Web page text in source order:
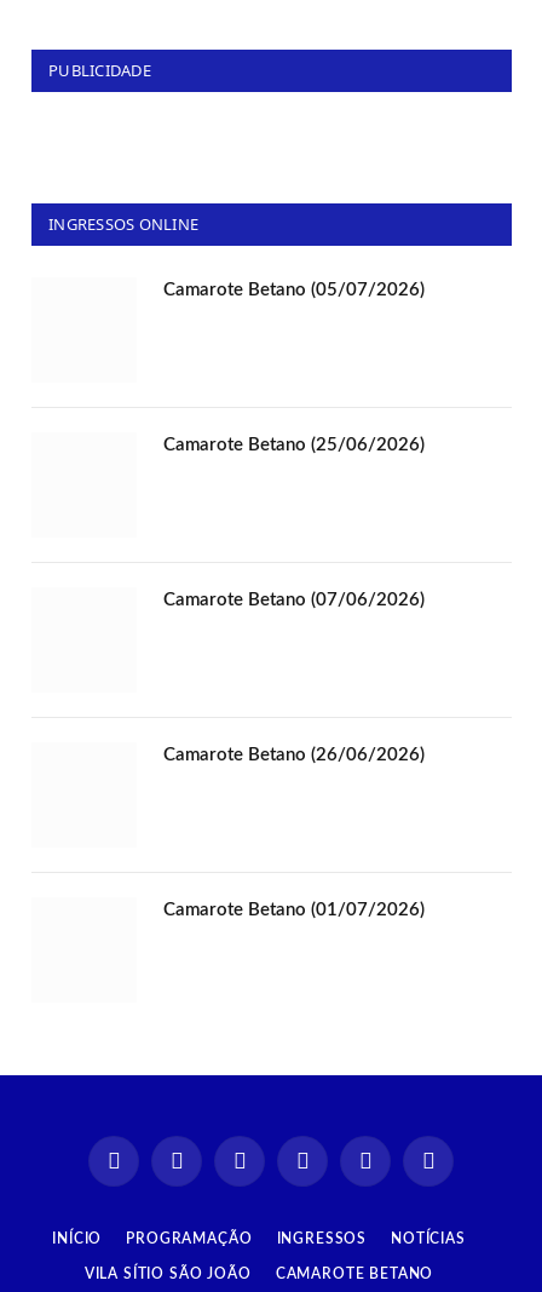
PUBLICIDADE
INGRESSOS ONLINE
Camarote Betano (05/07/2026)
Camarote Betano (25/06/2026)
Camarote Betano (07/06/2026)
Camarote Betano (26/06/2026)
Camarote Betano (01/07/2026)
InstagramFacebookTikTok
X
YouTube Spotify
INÍCIO PROGRAMAÇÃO INGRESSOS NOTÍCIAS
VILA SÍTIO SÃO JOÃO CAMAROTE BETANO